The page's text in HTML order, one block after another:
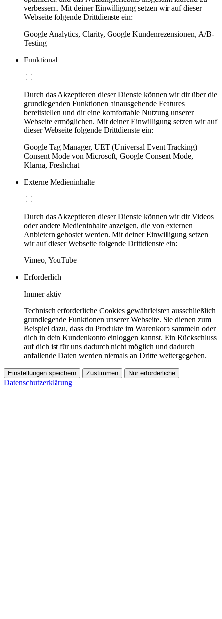
verbessern. Mit deiner Einwilligung setzen wir auf dieser
Webseite folgende Drittdienste ein:
Google Analytics, Clarity, Google Kundenrezensionen, A/B-
Testing
Funktional
Durch das Akzeptieren dieser Dienste können wir dir über die
grundlegenden Funktionen hinausgehende Features
bereitstellen und dir eine komfortable Nutzung unserer
Webseite ermöglichen. Mit deiner Einwilligung setzen wir auf
dieser Webseite folgende Drittdienste ein:
Google Tag Manager, UET (Universal Event Tracking)
Consent Mode von Microsoft, Google Consent Mode,
Klarna, Freshchat
Externe Medieninhalte
Durch das Akzeptieren dieser Dienste können wir dir Videos
oder andere Medieninhalte anzeigen, die von externen
Anbietern gehostet werden. Mit deiner Einwilligung setzen
wir auf dieser Webseite folgende Drittdienste ein:
Vimeo, YouTube
Erforderlich
Immer aktiv
Technisch erforderliche Cookies gewährleisten ausschließlich
grundlegende Funktionen unserer Webseite. Sie dienen zum
Beispiel dazu, dass du Produkte im Warenkorb sammeln oder
dich in dein Kundenkonto einloggen kannst. Ein Rückschluss
auf dich ist für uns dadurch nicht möglich und dadurch
anfallende Daten werden niemals an Dritte weitergegeben.
Einstellungen speichern Zustimmen Nur erforderliche
Datenschutzerklärung